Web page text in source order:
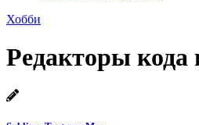
Хобби
Редакторы кода